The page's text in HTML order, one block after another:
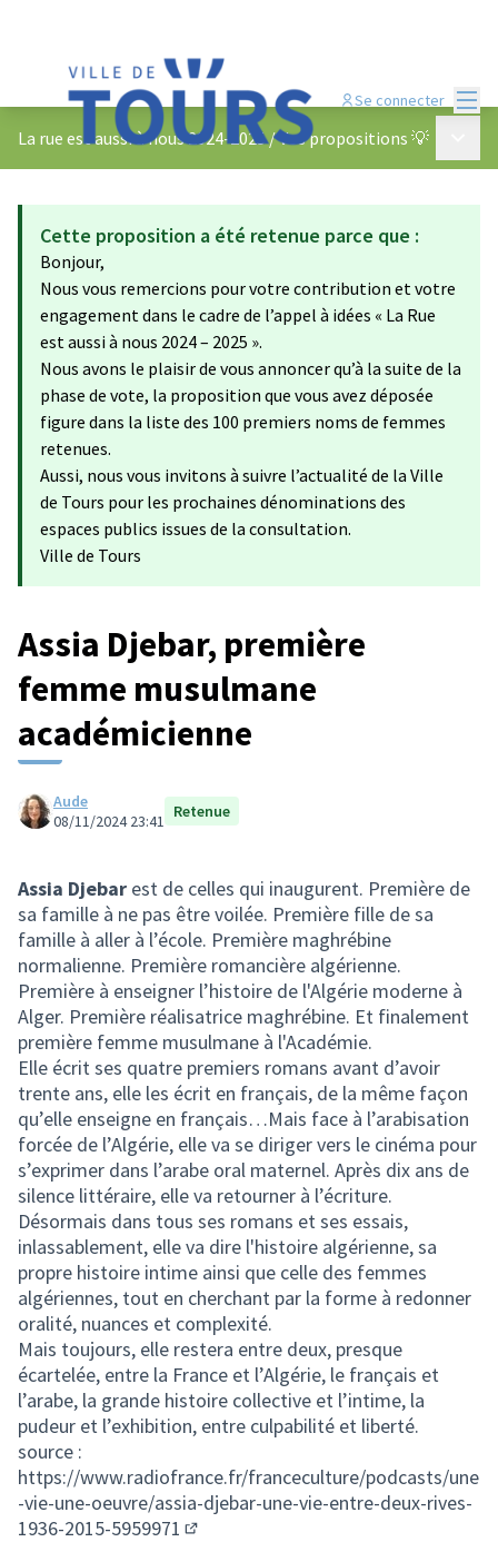
Se connecter
La rue est aussi à nous 2024-2025 /Vos propositions 💡
Cette proposition a été retenue parce que :
Bonjour,
Nous vous remercions pour votre contribution et votre
engagement dans le cadre de l’appel à idées « La Rue
est aussi à nous 2024 – 2025 ».
Nous avons le plaisir de vous annoncer qu’à la suite de la
phase de vote, la proposition que vous avez déposée
figure dans la liste des 100 premiers noms de femmes
retenues.
Aussi, nous vous invitons à suivre l’actualité de la Ville
de Tours pour les prochaines dénominations des
espaces publics issues de la consultation.
Ville de Tours
Assia Djebar, première
femme musulmane
académicienne
Aude
08/11/2024 23:41 Retenue
Assia Djebar est de celles qui inaugurent. Première de
sa famille à ne pas être voilée. Première fille de sa
famille à aller à l’école. Première maghrébine
normalienne. Première romancière algérienne.
Première à enseigner l’histoire de l'Algérie moderne à
Alger. Première réalisatrice maghrébine. Et finalement
première femme musulmane à l'Académie.
Elle écrit ses quatre premiers romans avant d’avoir
trente ans, elle les écrit en français, de la même façon
qu’elle enseigne en français…Mais face à l’arabisation
forcée de l’Algérie, elle va se diriger vers le cinéma pour
s’exprimer dans l’arabe oral maternel. Après dix ans de
silence littéraire, elle va retourner à l’écriture.
Désormais dans tous ses romans et ses essais,
inlassablement, elle va dire l'histoire algérienne, sa
propre histoire intime ainsi que celle des femmes
algériennes, tout en cherchant par la forme à redonner
oralité, nuances et complexité.
Mais toujours, elle restera entre deux, presque
écartelée, entre la France et l’Algérie, le français et
l’arabe, la grande histoire collective et l’intime, la
pudeur et l’exhibition, entre culpabilité et liberté.
source :
https://www.radiofrance.fr/franceculture/podcasts/une
-vie-une-oeuvre/assia-djebar-une-vie-entre-deux-rives-
1936-2015-5959971